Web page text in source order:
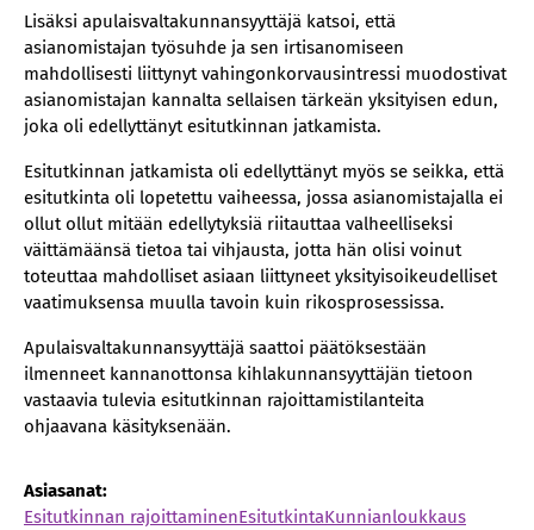
Lisäksi apulaisvaltakunnansyyttäjä katsoi, että
asianomistajan työsuhde ja sen irtisanomiseen
mahdollisesti liittynyt vahingonkorvausintressi muodostivat
asianomistajan kannalta sellaisen tärkeän yksityisen edun,
joka oli edellyttänyt esitutkinnan jatkamista.
Esitutkinnan jatkamista oli edellyttänyt myös se seikka, että
esitutkinta oli lopetettu vaiheessa, jossa asianomistajalla ei
ollut ollut mitään edellytyksiä riitauttaa valheelliseksi
väittämäänsä tietoa tai vihjausta, jotta hän olisi voinut
toteuttaa mahdolliset asiaan liittyneet yksityisoikeudelliset
vaatimuksensa muulla tavoin kuin rikosprosessissa.
Apulaisvaltakunnansyyttäjä saattoi päätöksestään
ilmenneet kannanottonsa kihlakunnansyyttäjän tietoon
vastaavia tulevia esitutkinnan rajoittamistilanteita
ohjaavana käsityksenään.
Asiasanat:
Esitutkinnan rajoittaminenEsitutkintaKunnianloukkaus